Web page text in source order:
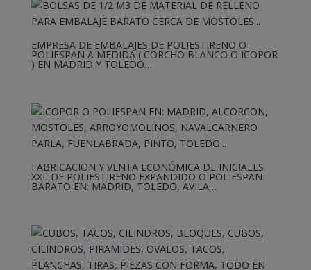
EMPRESA DE EMBALAJES DE POLIESTIRENO O
POLIESPAN A MEDIDA ( CORCHO BLANCO O ICOPOR
) EN MADRID Y TOLEDO…
FABRICACION Y VENTA ECONÓMICA DE INICIALES
XXL DE POLIESTIRENO EXPANDIDO O POLIESPAN
BARATO EN: MADRID, TOLEDO, AVILA…